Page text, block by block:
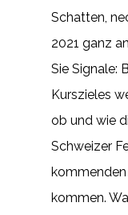
Schatten,
2021 ganz
Sie Signale:
Kurszieles
ob und wie
Schweizer
kommenden
kommen.